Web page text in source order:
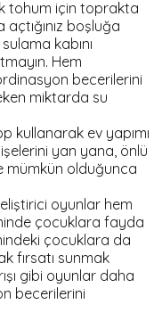
tohum için toprakta
boşluğa
kabını
Hem
becerilerini
miktarda su
kullanarak ev yapımı
yan yana, önlü
mümkün olduğunca
oyunlar hem
çocuklara fayda
çocuklara da
fırsatı sunmak
gibi oyunlar daha
becerilerini